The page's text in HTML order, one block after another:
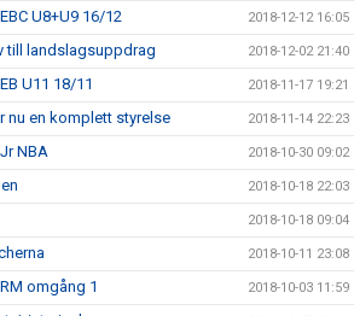
U8+U9 16/12 2018-12-12 16:05
till landslagsuppdrag 2018-12-02 21:40
U11 18/11 2018-11-17 19:21
nu en komplett styrelse 2018-11-14 22:23
NBA 2018-10-30 09:02
2018-10-18 22:03
2018-10-18 09:04
2018-10-11 23:08
omgång 1 2018-10-03 11:59